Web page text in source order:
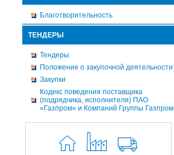
Благотворительность
ТЕНДЕРЫ
Тендеры
Положение о закупочной деятельности
Закупки
Кодекс поведения поставщика
(подрядчика, исполнителя) ПАО
«Газпром» и Компаний Группы Газпром